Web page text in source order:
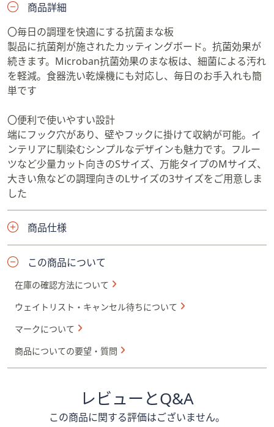
商品詳細
〇毎日の調理を快適にする抗菌まな板
製品に抗菌剤が施されたカッティングボード。抗菌効果が
続きます。Microban抗菌効果のまな板は、細菌による汚れ
を軽減。食器洗い乾燥機にも対応し、毎日のお手入れも簡
単です
〇便利で使いやすい設計
端にフック穴があり、壁やフックに掛けて収納が可能。イ
ンテリアに馴染むシンプルなデザインも魅力です。フルー
ツなど少量カット向きのSサイズ、万能タイプのMサイズ、
大きい魚などの調理向きのLサイズの3サイズをご用意しま
した
商品仕様
この商品について
在庫の確認方法について
ウェイトリスト・キャンセル待ちについて
マークについて
商品についての要望・質問
レビューとQ&A
この商品に関する評価はございません。